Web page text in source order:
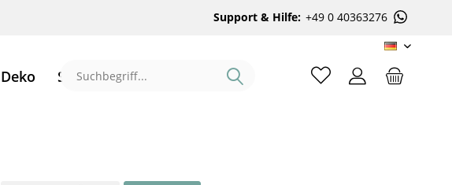
Support & Hilfe: +49 0 40363276
DE
Deko Sale %